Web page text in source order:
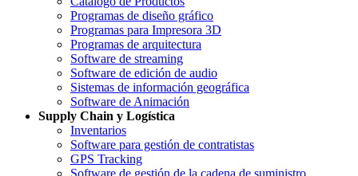
Programas de diseño gráfico
Programas para Impresora 3D
Programas de arquitectura
Software de streaming
Software de edición de audio
Sistemas de información geográfica
Software de Animación
Supply Chain y Logística
Inventarios
Software para gestión de contratistas
GPS Tracking
Software de gestión de la cadena de suministro